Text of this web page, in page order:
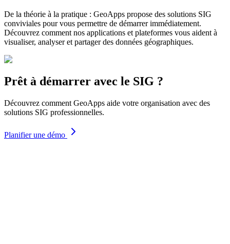
De la théorie à la pratique : GeoApps propose des solutions SIG
conviviales pour vous permettre de démarrer immédiatement.
Découvrez comment nos applications et plateformes vous aident à
visualiser, analyser et partager des données géographiques.
Prêt à démarrer avec le SIG ?
Découvrez comment GeoApps aide votre organisation avec des
solutions SIG professionnelles.
Planifier une démo